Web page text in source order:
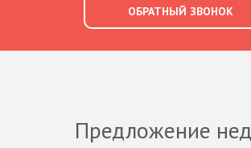
ОБРАТНЫЙ ЗВОНОК
Предложение